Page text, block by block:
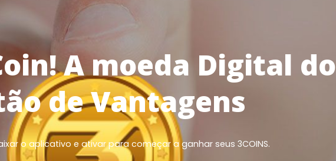
A moeda Digital do
de Vantagens
o aplicativo e ativar para começar a ganhar seus 3COINS.